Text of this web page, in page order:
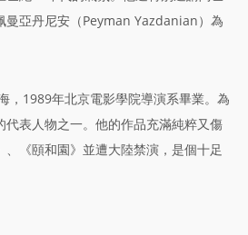
曼亞丹尼安（Peyman Yazdanian）為
，1989年北京電影學院導演系畢業。為
代表人物之一。他的作品充滿純粹又傷
、《頤和園》並遭大陸禁演，是個十足